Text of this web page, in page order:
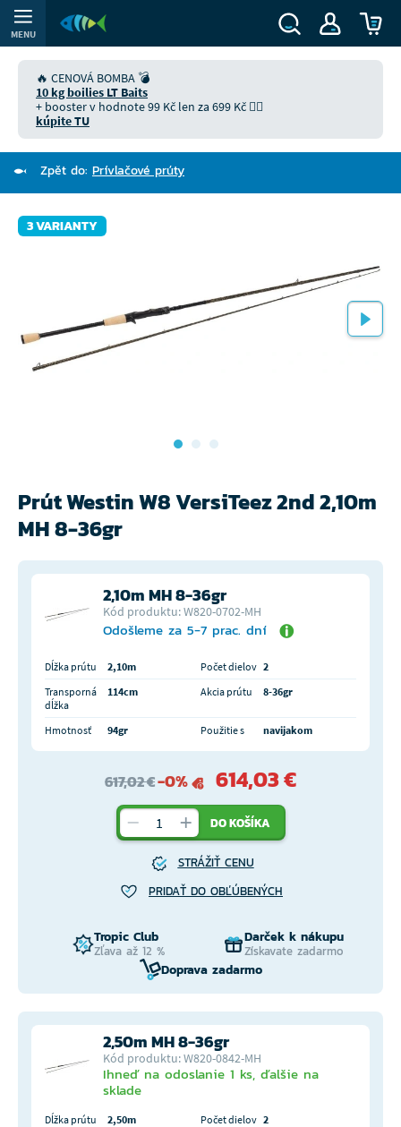
MENU
🔥 CENOVÁ BOMBA 💣
10 kg boilies LT Baits
+ booster v hodnote 99 Kč len za 699 Kč 👉🏻
kúpite TU
Zpět do: Prívlačové prúty
3 VARIANTY
Prút Westin W8 VersiTeez 2nd 2,10m
MH 8-36gr
2,10m MH 8-36gr
Kód produktu: W820-0702-MH
Odošleme za 5-7 prac. dní
Dĺžka prútu 2,10m Počet dielov 2
Transporná
dĺžka
114cm Akcia prútu 8-36gr
Hmotnosť 94gr Použitie s navijakom
617,02 €-0% 614,03 €
DO KOŠÍKA
STRÁŽIŤ CENU
PRIDAŤ DO OBĽÚBENÝCH
Tropic Club
Zľava až 12 %
Darček k nákupu
Získavate zadarmo
Doprava zadarmo
2,50m MH 8-36gr
Kód produktu: W820-0842-MH
Ihneď na odoslanie 1 ks, ďalšie na
sklade
Dĺžka prútu 2,50m Počet dielov 2